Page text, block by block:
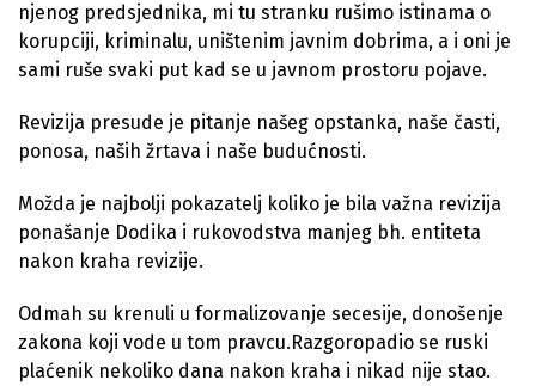
njenog predsjednika, mi tu stranku rušimo istinama o
korupciji, kriminalu, uništenim javnim dobrima, a i oni je
sami ruše svaki put kad se u javnom prostoru pojave.
Revizija presude je pitanje našeg opstanka, naše časti,
ponosa, naših žrtava i naše budućnosti.
Možda je najbolji pokazatelj koliko je bila važna revizija
ponašanje Dodika i rukovodstva manjeg bh. entiteta
nakon kraha revizije.
Odmah su krenuli u formalizovanje secesije, donošenje
zakona koji vode u tom pravcu.Razgoropadio se ruski
plaćenik nekoliko dana nakon kraha i nikad nije stao.